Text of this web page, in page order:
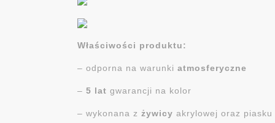
Właściwości produktu:
– odporna na warunki atmosferyczne
– 5 lat gwarancji na kolor
– wykonana z żywicy akrylowej oraz piasku